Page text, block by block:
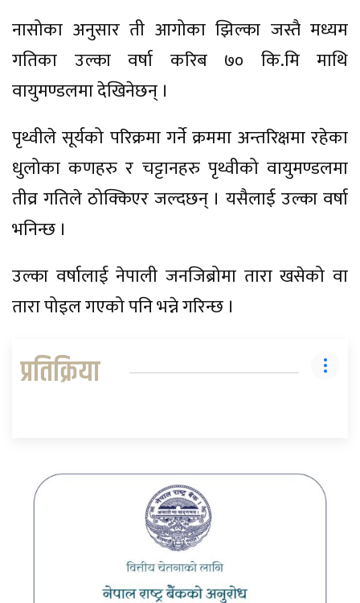
नासोका अनुसार ती आगोका झिल्का जस्तै मध्यम
गतिका उल्का वर्षा करिब ७० कि.मि माथि
वायुमण्डलमा देखिनेछन् ।
पृथ्वीले सूर्यको परिक्रमा गर्ने क्रममा अन्तरिक्षमा रहेका
धुलोका कणहरु र चट्टानहरु पृथ्वीको वायुमण्डलमा
तीव्र गतिले ठोक्किएर जल्दछन् । यसैलाई उल्का वर्षा
भनिन्छ ।
उल्का वर्षालाई नेपाली जनजिब्रोमा तारा खसेको वा
तारा पोइल गएको पनि भन्ने गरिन्छ ।
प्रतिक्रिया